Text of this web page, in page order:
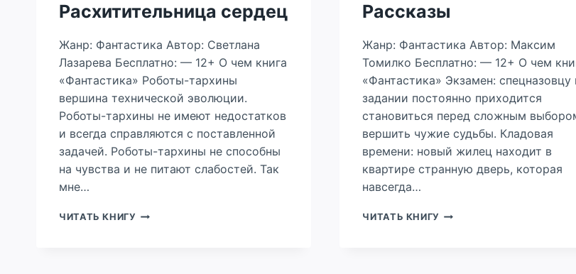
Расхитительница сердец
Жанр: Фантастика Автор: Светлана
Лазарева Бесплатно: — 12+ О чем книга
«Фантастика» Роботы-тархины
вершина технической эволюции.
Роботы-тархины не имеют недостатков
и всегда справляются с поставленной
задачей. Роботы-тархины не способны
на чувства и не питают слабостей. Так
мне…
ЧИТАТЬ КНИГУ РАСХИТИТЕЛЬНИЦА
Рассказы
Жанр: Фантастика Автор: Максим
Томилко Бесплатно: — 12+ О чем
«Фантастика» Экзамен: спецназовцу
задании постоянно приходится
становиться перед сложным
вершить чужие судьбы. Кладовая
времени: новый жилец находит в
квартире странную дверь, которая
навсегда…
ЧИТАТЬ КНИГУ РАССКАЗЫ